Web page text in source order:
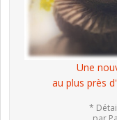
Une
au plus près
*